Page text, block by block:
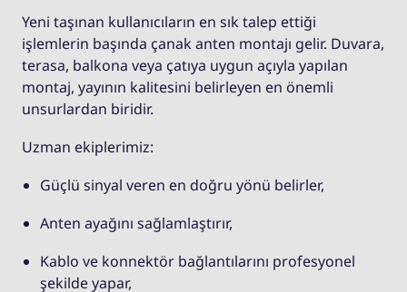
Yeni taşınan kullanıcıların en sık talep ettiği
işlemlerin başında çanak anten montajı gelir. Duvara,
terasa, balkona veya çatıya uygun açıyla yapılan
montaj, yayının kalitesini belirleyen en önemli
unsurlardan biridir.
Uzman ekiplerimiz:
Güçlü sinyal veren en doğru yönü belirler,
Anten ayağını sağlamlaştırır,
Kablo ve konnektör bağlantılarını profesyonel
şekilde yapar,